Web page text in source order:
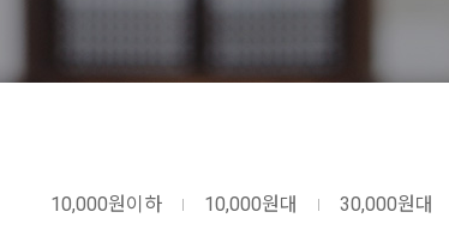
10,000원이하 10,000원대 30,000원대